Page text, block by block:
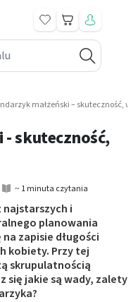
Koszyk
małżeński – skuteczność,
- skuteczność,
~ 1 minuta czytania
najstarszych i
planowania
zapisie długości
kobiety. Przy tej
skrupulatnością
się jakie są wady, zalety